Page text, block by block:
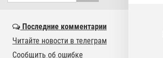
Последние комментарии
Читайте новости в телеграм
Сообщить об ошибке